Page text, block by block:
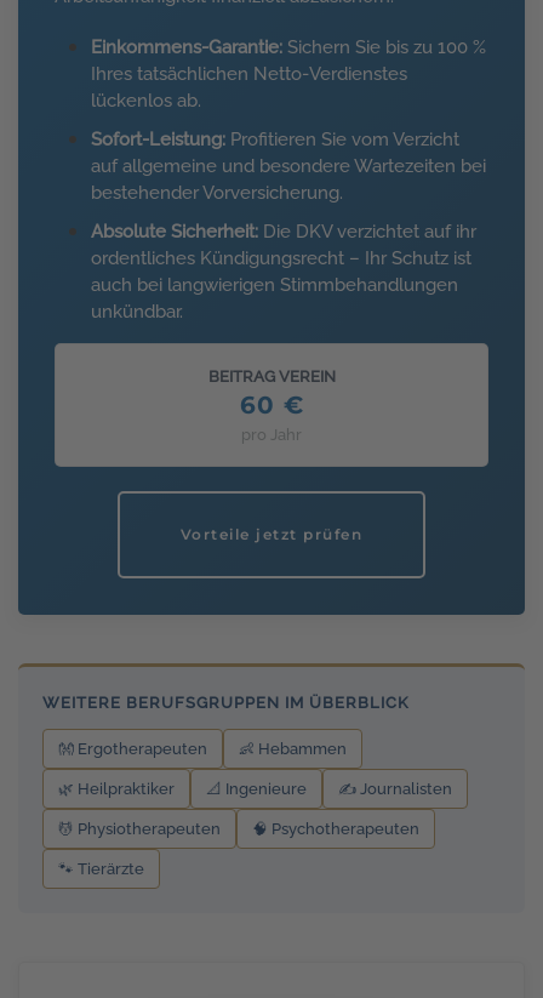
Einkommens-Garantie: Sichern Sie bis zu 100 %
Ihres tatsächlichen Netto-Verdienstes
lückenlos ab.
Sofort-Leistung: Profitieren Sie vom Verzicht
auf allgemeine und besondere Wartezeiten bei
bestehender Vorversicherung.
Absolute Sicherheit: Die DKV verzichtet auf ihr
ordentliches Kündigungsrecht – Ihr Schutz ist
auch bei langwierigen Stimmbehandlungen
unkündbar.
BEITRAG VEREIN
60 €
pro Jahr
Vorteile jetzt prüfen
WEITERE BERUFSGRUPPEN IM ÜBERBLICK
👐 Ergotherapeuten 👶 Hebammen
🌿 Heilpraktiker 📐 Ingenieure ✍️ Journalisten
💆 Physiotherapeuten 🧠 Psychotherapeuten
🐾 Tierärzte